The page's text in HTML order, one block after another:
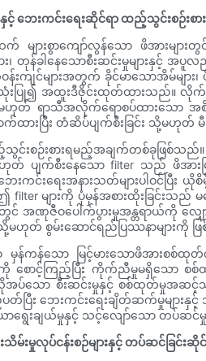
ဘေးကင်းရေးဆိုင်ရာ ထည့်သွင်းစဉ်းစာ
းထက် များစွာကျော်လွန်သော ဖိအား
ျား၊ တုန်ခါနေသောစီးဆင်းမှုများ
များအတွက် ခိုင်မာသောအိမ်များ၊
းပြု၍ အထူးဒီဇိုင်းထုတ်ထားသည်။ လို
း သို့မဟုတ် ရာသီအလိုက်ရောစပ်ထားသော
က်ထားပြီး တံဆိပ်ပျက်စီးခြင်း သို့မဟုတ်
းစားရမည့်အချက်တစ်ခုဖြစ်သည်။ ဖိအ
ျက်စီးနေသော filter သည် ဖိအားမြင့်
းကင်းရေးအနားသတ်များပါဝင်ပြီ
များကို ပုံမှန်အစားထိုးခြင်းသည်
တွင် အဏုဇီဝပေါက်ပွားမှုအန္တရာယ်ကို
မဟုတ် စွမ်းဆောင်ရည်ပြဿနာများကို ဖ
ကန်သော မြင့်မားသောဖိအားစစ်ထု
ကို စောင့်ကြည့်ပြီး ကိုက်ညီမှုမရှိသော
။ လိုအပ်သော စီးဆင်းမှုနှင့် စစ်ထုတ်မှု
း ဘေးကင်းရေးချိတ်ဆက်မှုများနှင့်
းချယ်မှုနှင့် သင့်လျော်သော တပ်ဆင်မှု
းမှုလုပ်ငန်းစဉ်များနှင့် တပ်ဆင်ခြင်းဆိုင်